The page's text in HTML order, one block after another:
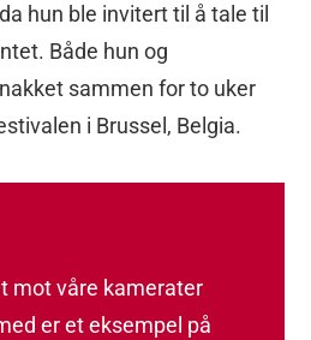
hun ble invitert til å tale til
Både hun og
sammen for to uker
i Brussel, Belgia.
mot våre kamerater
er et eksempel på